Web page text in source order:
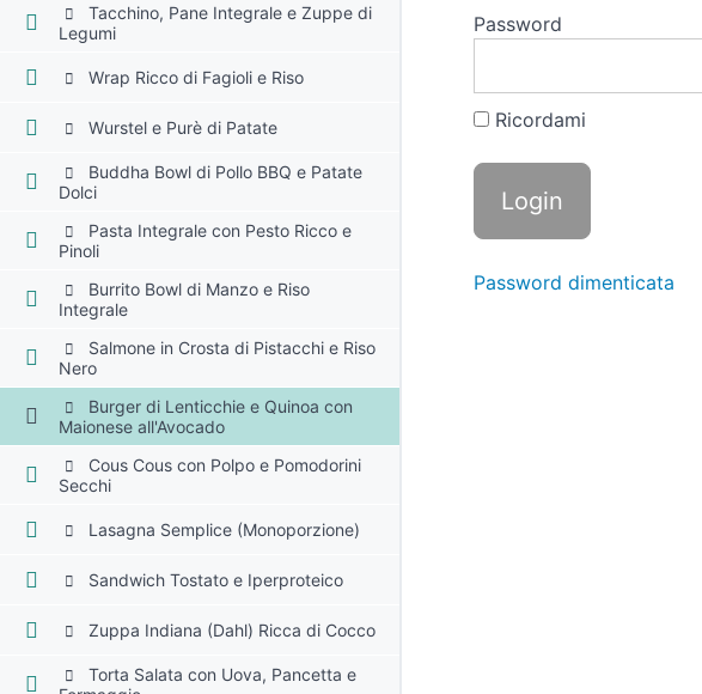
Tacchino, Pane Integrale e Zuppe di
Legumi
Wrap Ricco di Fagioli e Riso
Wurstel e Purè di Patate
Buddha Bowl di Pollo BBQ e Patate
Dolci
Pasta Integrale con Pesto Ricco e
Pinoli
Burrito Bowl di Manzo e Riso
Integrale
Salmone in Crosta di Pistacchi e Riso
Nero
Burger di Lenticchie e Quinoa con
Maionese all'Avocado
Cous Cous con Polpo e Pomodorini
Secchi
Lasagna Semplice (Monoporzione)
Sandwich Tostato e Iperproteico
Zuppa Indiana (Dahl) Ricca di Cocco
Torta Salata con Uova, Pancetta e
Password
Ricordami
Password dimenticata